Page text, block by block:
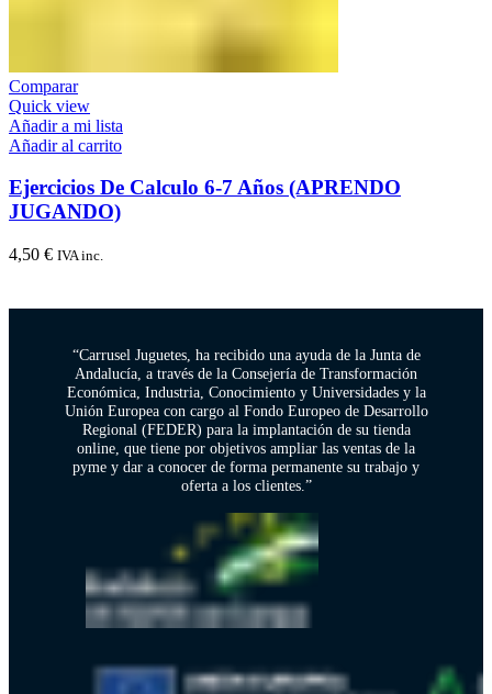
Comparar
Quick view
Añadir a mi lista
Añadir al carrito
Ejercicios De Calculo 6-7 Años (APRENDO
JUGANDO)
4,50 € IVA inc.
“Carrusel Juguetes, ha recibido una ayuda de la Junta de
Andalucía, a través de la Consejería de Transformación
Económica, Industria, Conocimiento y Universidades y la
Unión Europea con cargo al Fondo Europeo de Desarrollo
Regional (FEDER) para la implantación de su tienda
online, que tiene por objetivos ampliar las ventas de la
pyme y dar a conocer de forma permanente su trabajo y
oferta a los clientes.”